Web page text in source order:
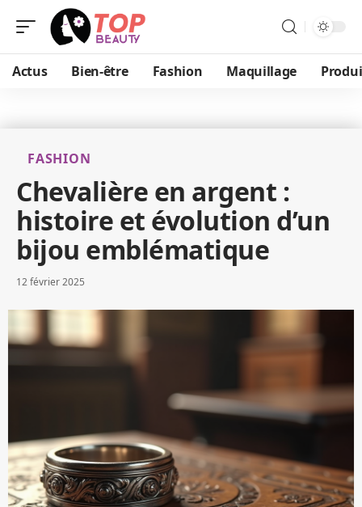
Actus Bien-être Fashion Maquillage
FASHION
Chevalière en argent :
histoire et évolution d’un
bijou emblématique
12 février 2025